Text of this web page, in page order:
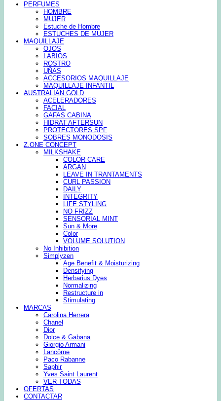
PERFUMES
HOMBRE
MUJER
Estuche de Hombre
ESTUCHES DE MUJER
MAQUILLAJE
OJOS
LABIOS
ROSTRO
UÑAS
ACCESORIOS MAQUILLAJE
MAQUILLAJE INFANTIL
AUSTRALIAN GOLD
ACELERADORES
FACIAL
GAFAS CABINA
HIDRAT AFTERSUN
PROTECTORES SPF
SOBRES MONODOSIS
Z.ONE CONCEPT
MILKSHAKE
COLOR CARE
ARGAN
LEAVE IN TRANTAMENTS
CURL PASSION
DAILY
INTEGRITY
LIFE STYLING
NO FRIZZ
SENSORIAL MINT
Sun & More
Color
VOLUME SOLUTION
No Inhibition
Simplyzen
Age Benefit & Moisturizing
Densifying
Herbarius Dyes
Normalizing
Restructure in
Stimulating
MARCAS
Carolina Herrera
Chanel
Dior
Dolce & Gabana
Giorgio Armani
Lancôme
Paco Rabanne
Saphir
Yves Saint Laurent
VER TODAS
OFERTAS
CONTACTAR